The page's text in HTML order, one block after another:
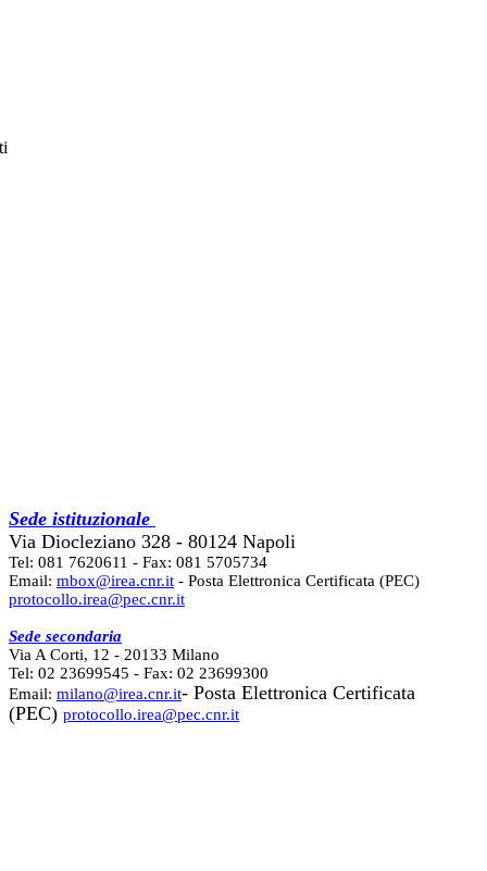
Sede istituzionale
Via Diocleziano 328 - 80124 Napoli
Tel: 081 7620611 - Fax: 081 5705734
Email: mbox@irea.cnr.it - Posta Elettronica Certificata (PEC)
protocollo.irea@pec.cnr.it
Sede secondaria
Via A Corti, 12 - 20133 Milano
Tel: 02 23699545 - Fax: 02 23699300
Email: milano@irea.cnr.it- Posta Elettronica Certificata
(PEC) protocollo.irea@pec.cnr.it